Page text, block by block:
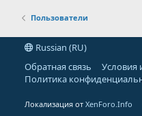
Пользователи
Russian (RU)
Обратная связь
Условия
Политика
Локализация отXenForo.Info